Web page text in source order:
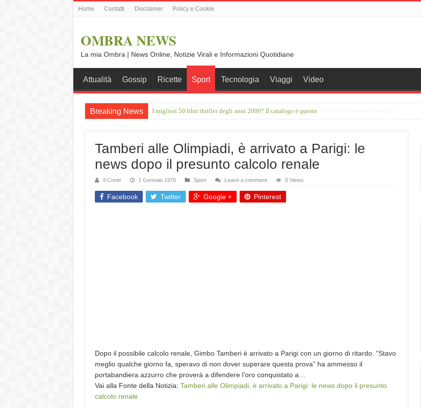
Home Contatti Disclaimer Policy e Cookie
OMBRA NEWS
La mia Ombra | News Online, Notizie Virali e Informazioni Quotidiane
Attualità Gossip Ricette Sport Tecnologia Viaggi Video
Breaking News I migliori 50 libri thriller degli anni 2000? Il catalogo è questo
Giulio Betti: “A Ferragosto ondate di calore e sole. Il caldo del 2026 sarà la nuova normalità”
Tamberi alle Olimpiadi, è arrivato a Parigi: le
news dopo il presunto calcolo renale
Il Conte 1 Gennaio 1970 Sport Leave a comment 0 Views
Facebook Twitter Google + Pinterest
Dopo il possibile calcolo renale, Gimbo Tamberi è arrivato a Parigi con un giorno di ritardo. “Stavo
meglio qualche giorno fa, speravo di non dover superare questa prova” ha ammesso il
portabandiera azzurro che proverà a difendere l’oro conquistato a…
Vai alla Fonte della Notizia: Tamberi alle Olimpiadi, è arrivato a Parigi: le news dopo il presunto
calcolo renale